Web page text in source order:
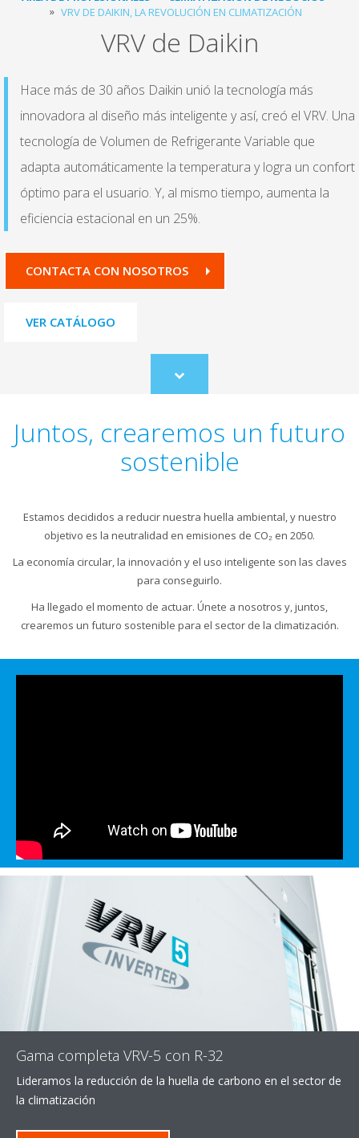
VRV DE DAIKIN, LA REVOLUCIÓN EN CLIMATIZACIÓN
VRV de Daikin
Hace más de 30 años Daikin unió la tecnología más
innovadora al diseño más inteligente y así, creó el VRV. Una
tecnología de Volumen de Refrigerante Variable que
adapta automáticamente la temperatura y logra un confort
óptimo para el usuario. Y, al mismo tiempo, aumenta la
eficiencia estacional en un 25%.
CONTACTA CON NOSOTROS
VER CATÁLOGO
Scroll
to
Juntos, crearemos un futuro
sostenible
Estamos decididos a reducir nuestra huella ambiental, y nuestro
objetivo es la neutralidad en emisiones de CO₂ en 2050.
La economía circular, la innovación y el uso inteligente son las claves
para conseguirlo.
Ha llegado el momento de actuar. Únete a nosotros y, juntos,
crearemos un futuro sostenible para el sector de la climatización.
Gama completa VRV-5 con R-32
Lideramos la reducción de la huella de carbono en el sector de
la climatización